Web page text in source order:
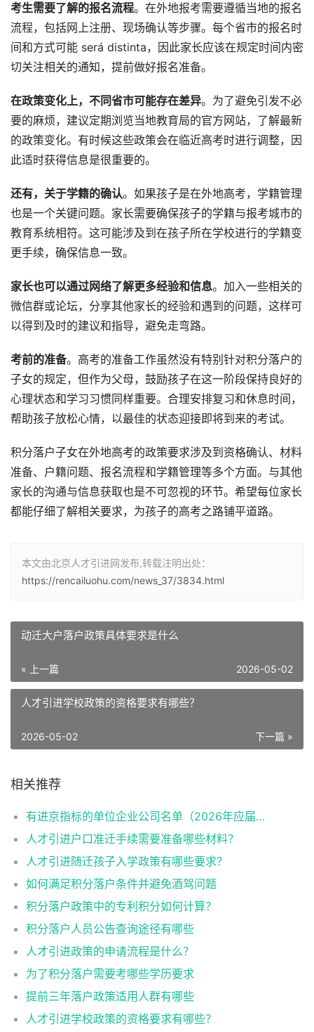
考生需要了解的报名流程。在外地报考需要遵循当地的报名
流程，包括网上注册、现场确认等步骤。每个省市的报名时
间和方式可能 será distinta，因此家长应该在规定时间内密
切关注相关的通知，提前做好报名准备。
在政策变化上，不同省市可能存在差异。为了避免引发不必
要的麻烦，建议定期浏览当地教育局的官方网站，了解最新
的政策变化。有时候这些政策会在临近高考时进行调整，因
此适时获得信息是很重要的。
还有，关于学籍的确认。如果孩子是在外地高考，学籍管理
也是一个关键问题。家长需要确保孩子的学籍与报考城市的
教育系统相符。这可能涉及到在孩子所在学校进行的学籍变
更手续，确保信息一致。
家长也可以通过网络了解更多经验和信息。加入一些相关的
微信群或论坛，分享其他家长的经验和遇到的问题，这样可
以得到及时的建议和指导，避免走弯路。
考前的准备。高考的准备工作虽然没有特别针对积分落户的
子女的规定，但作为父母，鼓励孩子在这一阶段保持良好的
心理状态和学习习惯同样重要。合理安排复习和休息时间，
帮助孩子放松心情，以最佳的状态迎接即将到来的考试。
积分落户子女在外地高考的政策要求涉及到资格确认、材料
准备、户籍问题、报名流程和学籍管理等多个方面。与其他
家长的沟通与信息获取也是不可忽视的环节。希望每位家长
都能仔细了解相关要求，为孩子的高考之路铺平道路。
本文由北京人才引进网发布,转载注明出处：
https://rencailuohu.com/news_37/3834.html
动迁大户落户政策具体要求是什么
« 上一篇 2026-05-02
人才引进学校政策的资格要求有哪些？
下一篇 »
2026-05-02
相关推荐
有进京指标的单位企业公司名单（2026年应届生留学生）
人才引进户口准迁手续需要准备哪些材料？
人才引进随迁孩子入学政策有哪些要求？
如何满足积分落户条件并避免酒驾问题
积分落户政策中的专利积分如何计算？
积分落户人员公告查询途径有哪些
人才引进政策的申请流程是什么？
为了积分落户需要考哪些学历要求
提前三年落户政策适用人群有哪些
人才引进学校政策的资格要求有哪些？